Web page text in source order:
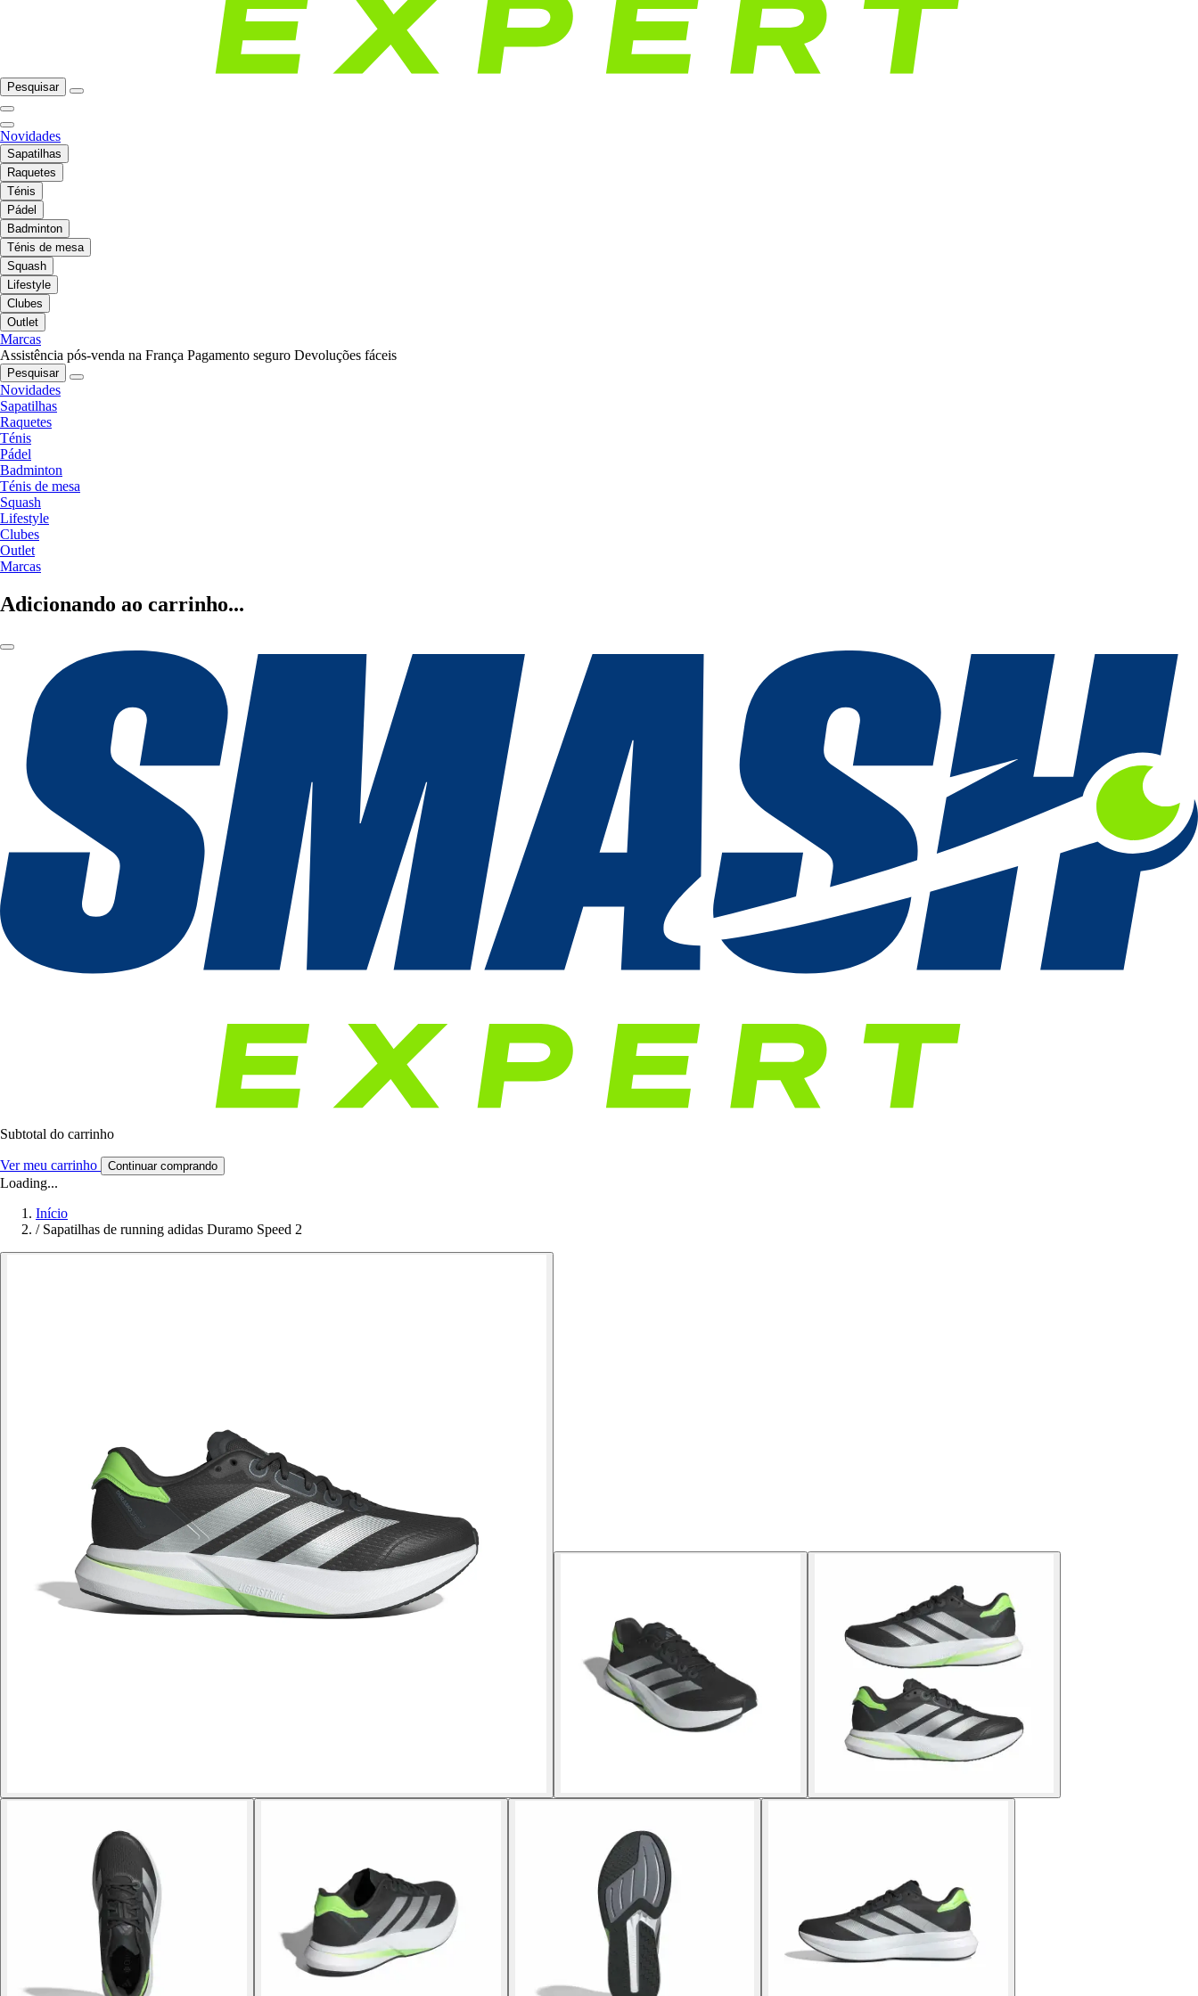
Pesquisar
Novidades
Sapatilhas
Raquetes
Ténis
Pádel
Badminton
Ténis de mesa
Squash
Lifestyle
Clubes
Outlet
Marcas
Assistência pós-venda na França Pagamento seguro Devoluções fáceis
Pesquisar
Novidades
Sapatilhas
Raquetes
Ténis
Pádel
Badminton
Ténis de mesa
Squash
Lifestyle
Clubes
Outlet
Marcas
Adicionando ao carrinho...
Subtotal do carrinho
Ver meu carrinho Continuar comprando
Loading...
Início
/ Sapatilhas de running adidas Duramo Speed 2